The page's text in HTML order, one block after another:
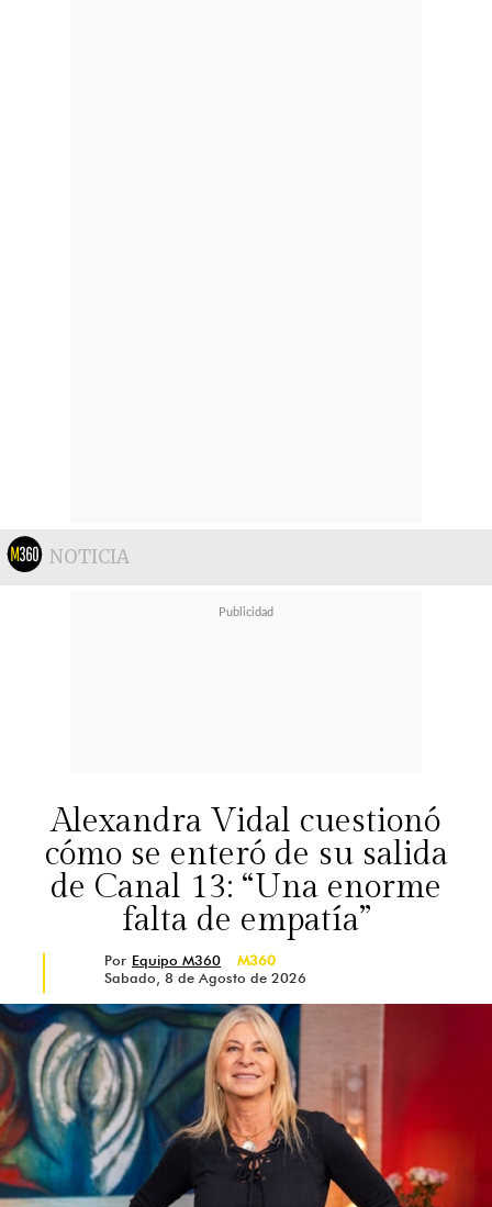
NOTICIA
Alexandra Vidal cuestionó
cómo se enteró de su salida
de Canal 13: “Una enorme
falta de empatía”
Por Equipo M360
M360
Sabado, 8 de Agosto de 2026